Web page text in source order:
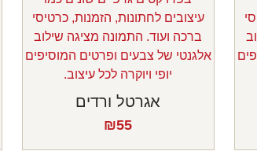
אגרטל ורדים
₪55